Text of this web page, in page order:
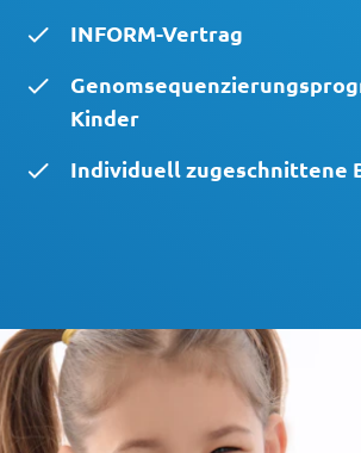
INFORM-Vertrag
Kinder
Individuell zugeschnittene